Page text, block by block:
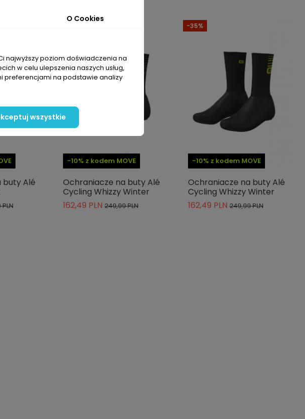
buty Alé
-10% z kodem MOVE
Ochraniacze na buty Alé
Cycling Whizzy Winter
162,49 PLN 249,99 PLN
-10% z kodem MOVE
-35%
Ochraniacze na buty Alé
Cycling Whizzy Winter
162,49 PLN 249,99 PLN
O Cookies
najwyższy poziom doświadczenia na
w celu ulepszenia naszych usług,
preferencjami na podstawie analizy
wszystkie